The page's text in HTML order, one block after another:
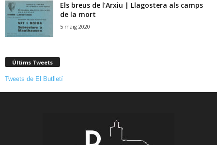
Els breus de l’Arxiu | Llagostera als camps
de la mort
5 maig 2020
Últims Tweets
Tweets de El Butlletí